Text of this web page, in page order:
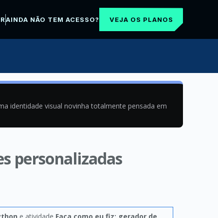
AINDA NÃO TEM ACESSO? VEJA OS PLANOS
identidade visual novinha totalmente pensada em
personalizadas